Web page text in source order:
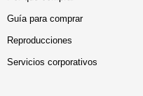
Guía para comprar
Reproducciones
Servicios corporativos